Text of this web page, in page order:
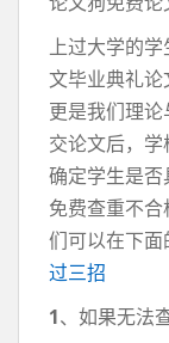
上过大学的
文毕业典礼论
更是我们理
交论文后，
确定学生是
免费查重不
们可以在下面
过三招
1、如果无法